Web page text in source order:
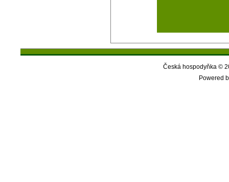
Česká hospodyňka ©
Powered